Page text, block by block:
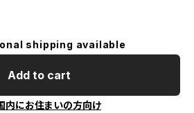
shipping available
Add to cart
内にお住まいの方向け